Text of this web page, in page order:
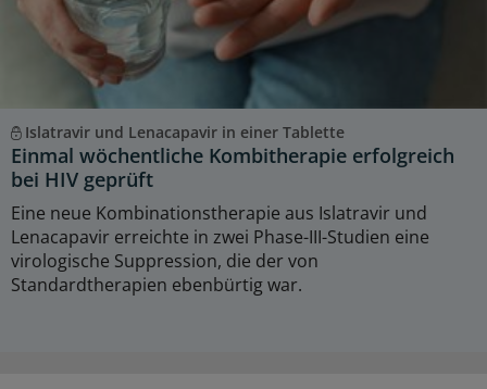
Islatravir und Lenacapavir in einer Tablette
Einmal wöchentliche Kombitherapie erfolgreich
bei HIV geprüft
Eine neue Kombinationstherapie aus Islatravir und
Lenacapavir erreichte in zwei Phase-III-Studien eine
virologische Suppression, die der von
Standardtherapien ebenbürtig war.